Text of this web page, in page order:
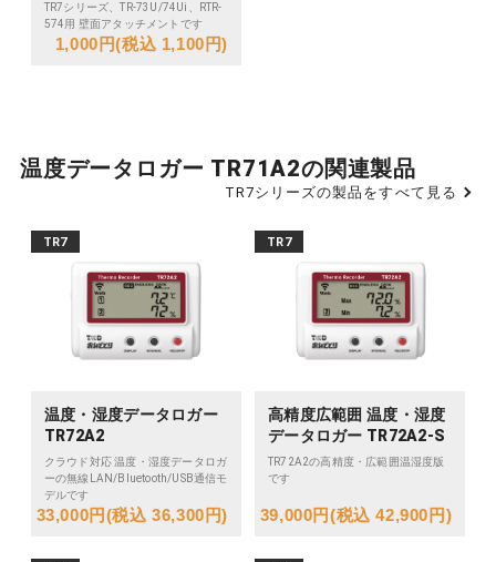
TR7シリーズ、TR-73U/74Ui、RTR-
574用 壁面アタッチメントです
1,000円(税込 1,100円)
温度データロガー TR71A2の関連製品
TR7シリーズの製品をすべて見る
TR7
温度・湿度データロガー
TR72A2
クラウド対応 温度・湿度データロガ
ーの無線LAN/Bluetooth/USB通信モ
デルです
33,000円(税込 36,300円)
TR7
高精度広範囲 温度・湿度
データロガー TR72A2-S
TR72A2の高精度・広範囲温湿度版
です
39,000円(税込 42,900円)